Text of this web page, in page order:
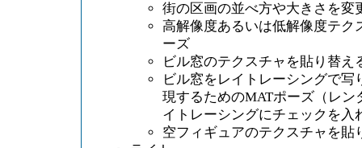
街の区画の並べ方や大きさを変
高解像度あるいは低解像度テク
ーズ
ビル窓のテクスチャを貼り替え
ビル窓をレイトレーシングで写
現するためのMATポーズ（レン
イトレーシングにチェックを入
空フィギュアのテクスチャを貼